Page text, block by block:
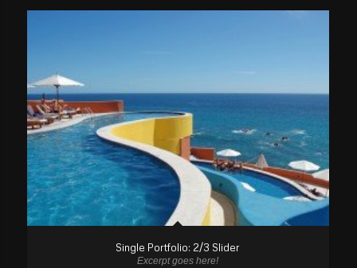
Single Portfolio: 2/3 Slider
Excerpt goes here!